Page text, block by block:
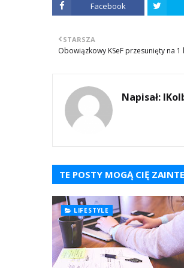
Facebook
STARSZA
Obowiązkowy KSeF przesunięty na
Napisał:
TE POSTY MOGĄ CIĘ
LIFESTYLE